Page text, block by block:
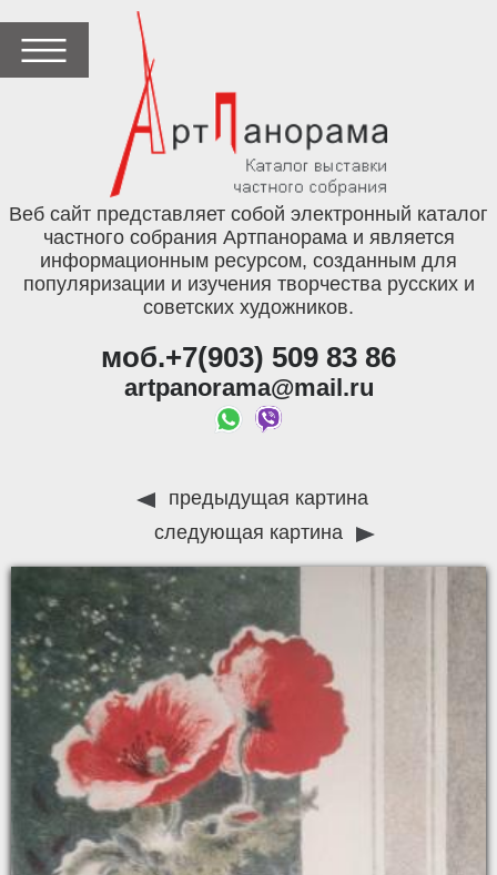
Веб сайт представляет собой электронный каталог
частного собрания Артпанорама и является
информационным ресурсом, созданным для
популяризации и изучения творчества русских и
советских художников.
моб.+7(903) 509 83 86
artpanorama@mail.ru
предыдущая картина
следующая картина